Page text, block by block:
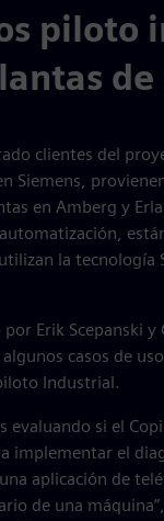
piloto
de
clientes del
Siemens,
en Amberg y
la tecnología
Erik Scepanski y
casos de
Industrial.
evaluando si el
implementar el
aplicación de
de una